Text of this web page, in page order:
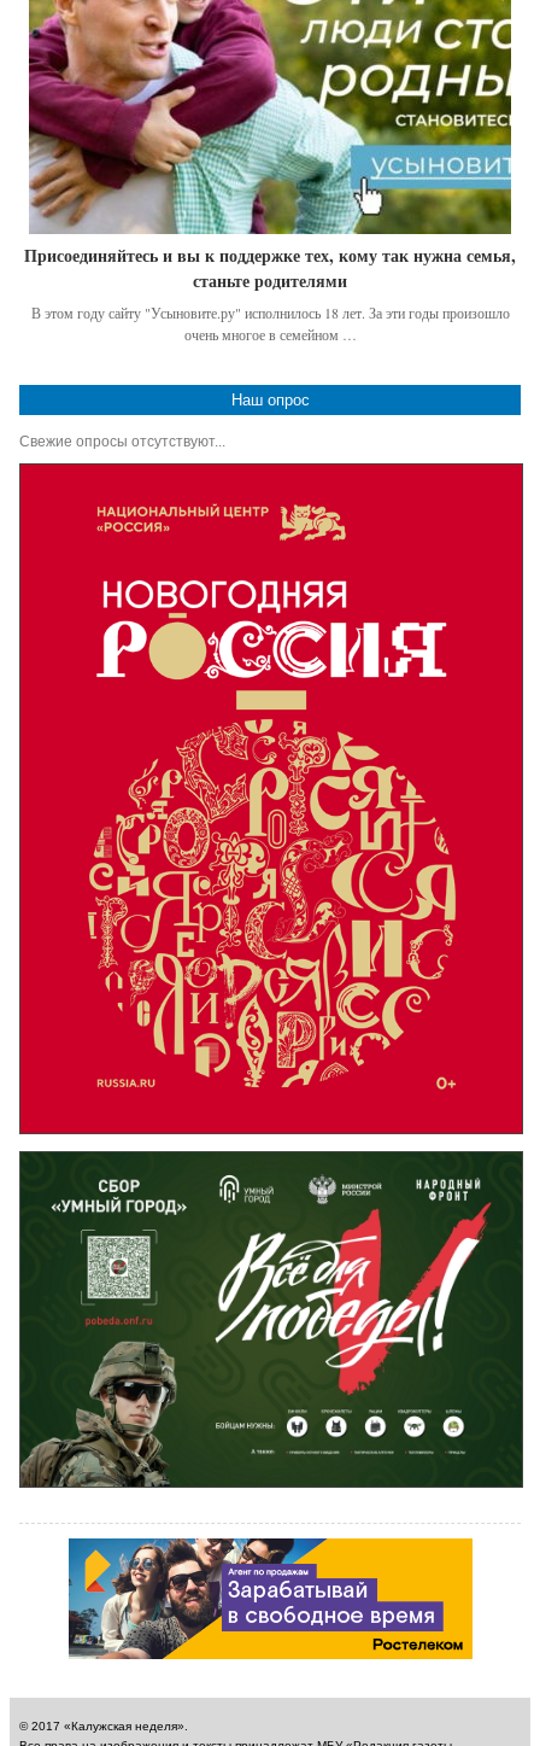
Присоединяйтесь и вы к поддержке тех, кому так нужна семья,
станьте родителями
В этом году сайту "Усыновите.ру" исполнилось 18 лет. За эти годы произошло
очень многое в семейном …
Наш опрос
Свежие опросы отсутствуют...
© 2017 «Калужская неделя».